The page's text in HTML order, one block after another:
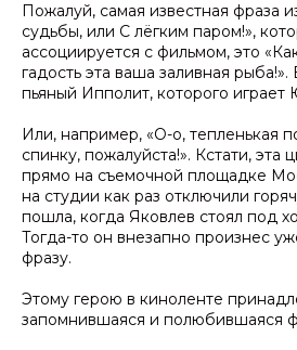
Пожалуй, самая известная фраза
судьбы, или С лёгким паром!»,
ассоциируется с фильмом, это
гадость эта ваша заливная
пьяный Ипполит, которого
Или, например, «О-о, тепленькая
спинку, пожалуйста!». Кстати, эта
прямо на съемочной площадке
на студии как раз отключили
пошла, когда Яковлев стоял под
Тогда-то он внезапно произнес
фразу.
Этому герою в киноленте
запомнившаяся и полюбившаяся